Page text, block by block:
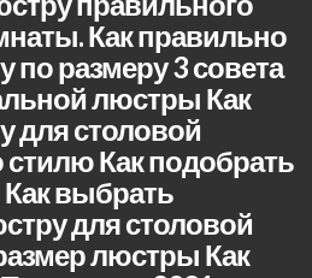
Как правильно
размеру 3 совета
люстры Как
для столовой
стилю Как подобрать
выбрать
для столовой
люстры Как